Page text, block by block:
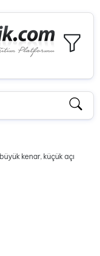
kenar, küçük açı